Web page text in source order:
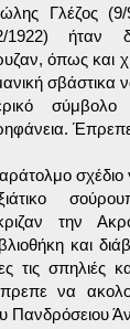
Γλέζος
1922) ήταν
όπως και
σβάστικα
σχέδιο
την
και
σπηλιές
να
Πανδρόσειου